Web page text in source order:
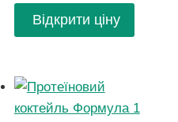
Відкрити ціну